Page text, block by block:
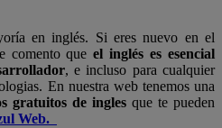
en inglés. Si eres nuevo en el
comento queel inglés es esencial
, e incluso para cualquier
En nuestra web tenemos una
gratuitos de ingles que te pueden
Web.